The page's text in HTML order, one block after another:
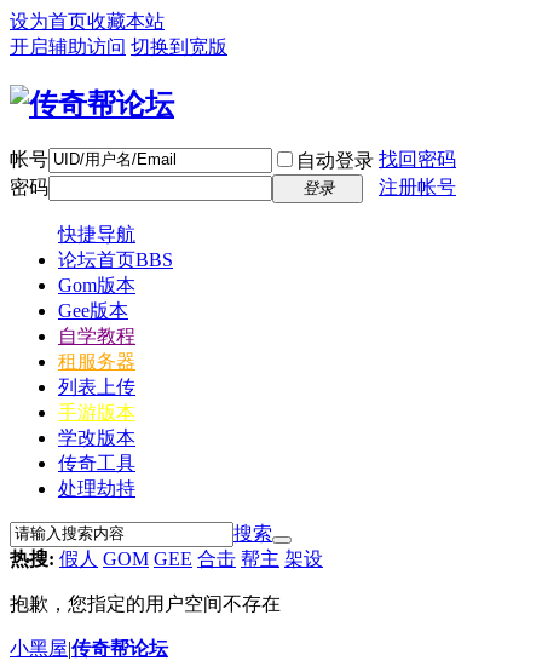
设为首页收藏本站
开启辅助访问 切换到宽版
帐号 自动登录 找回密码
密码
登录 注册帐号
快捷导航
论坛首页BBS
Gom版本
Gee版本
自学教程
租服务器
列表上传
手游版本
学改版本
传奇工具
处理劫持
搜索
热搜: 假人 GOM GEE 合击 帮主 架设
抱歉，您指定的用户空间不存在
小黑屋|传奇帮论坛